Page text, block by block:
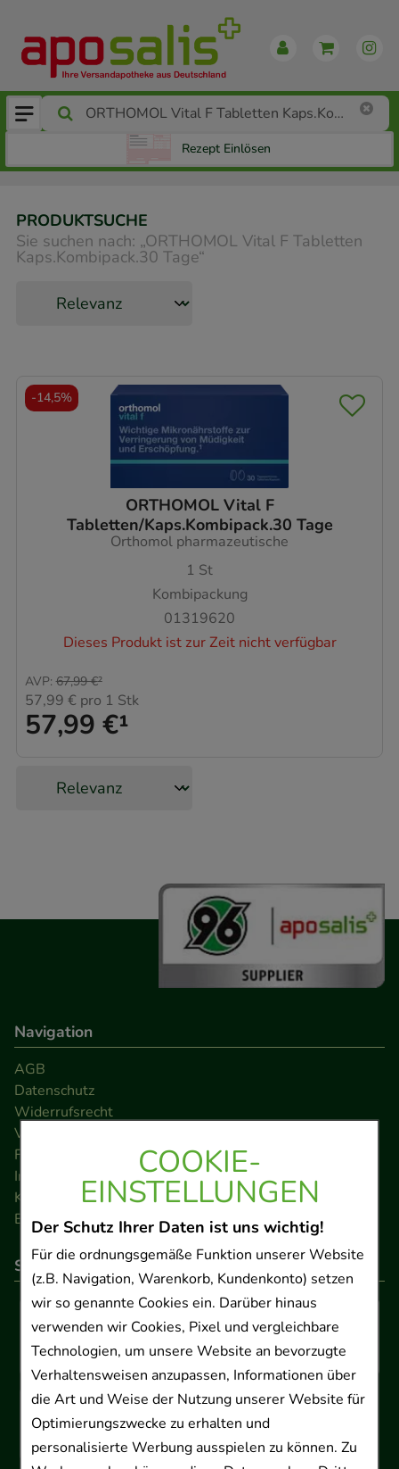
COOKIE-
EINSTELLUNGEN
Der Schutz Ihrer Daten ist uns wichtig!
Für die ordnungsgemäße Funktion unserer Website
(z.B. Navigation, Warenkorb, Kundenkonto) setzen
wir so genannte Cookies ein. Darüber hinaus
verwenden wir Cookies, Pixel und vergleichbare
Technologien, um unsere Website an bevorzugte
Verhaltensweisen anzupassen, Informationen über
die Art und Weise der Nutzung unserer Website für
Optimierungszwecke zu erhalten und
personalisierte Werbung ausspielen zu können. Zu
Rezept Einlösen
PRODUKTSUCHE
Sie suchen nach: „ORTHOMOL Vital F Tabletten
Kaps.Kombipack.30 Tage“
ORTHOMOL Vital F
Tabletten/Kaps.Kombipack.30 Tage
Orthomol pharmazeutische
1 St
Kombipackung
01319620
Dieses Produkt ist zur Zeit nicht verfügbar
57,99 €¹
AVP: 67,99 €²
57,99 € pro 1 Stk
-14,5%
Navigation
AGB
Datenschutz
Widerrufsrecht
Versandkosten
FAQ
Impressum
Kontakt
Barrierefreiheitserklärung
So können Sie bezahlen